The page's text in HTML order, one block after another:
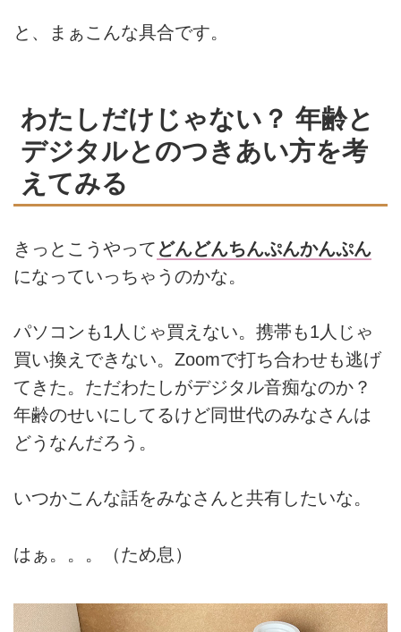
と、まぁこんな具合です。
わたしだけじゃない？ 年齢と
デジタルとのつきあい方を考
えてみる
きっとこうやって どんどんちんぷんかんぷん
になっていっちゃうのかな。
パソコンも1人じゃ買えない。携帯も1人じゃ
買い換えできない。Zoomで打ち合わせも逃げ
てきた。ただわたしがデジタル音痴なのか？
年齢のせいにしてるけど同世代のみなさんは
どうなんだろう。
いつかこんな話をみなさんと共有したいな。
はぁ。。。（ため息）